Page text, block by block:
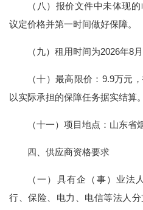
（八）报价文件中未体现
议定价格并第一时间做好保障。
（九）租用时间为2026年8月
（十）最高限价：9.9万元
以实际承担的保障任务据实结算。
（十一）项目地点：山东省
四、供应商资格要求
（一）具有企（事）业法
行、保险、电力、电信等法人